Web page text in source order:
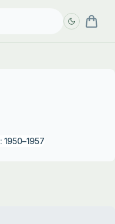
1950–1957